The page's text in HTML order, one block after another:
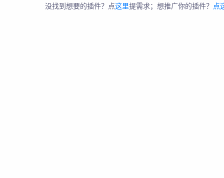
没找到想要的插件？点这里提需求；想推广你的插件？ 点